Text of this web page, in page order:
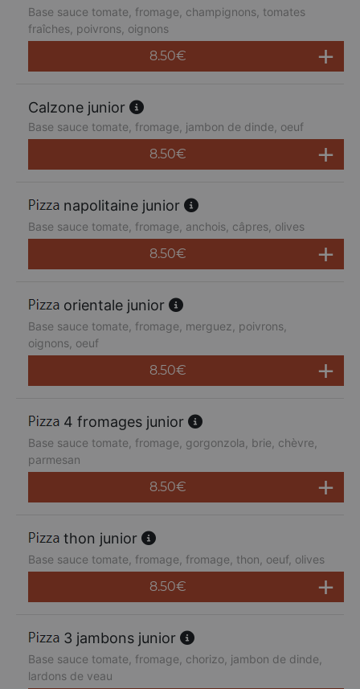
Base sauce tomate, fromage, champignons, tomates
fraîches, poivrons, oignons
8.50€
Calzone junior
Base sauce tomate, fromage, jambon de dinde, oeuf
8.50€
napolitaine junior
Base sauce tomate, fromage, anchois, câpres, olives
8.50€
orientale junior
Base sauce tomate, fromage, merguez, poivrons,
oignons, oeuf
8.50€
4 fromages junior
Base sauce tomate, fromage, gorgonzola, brie, chèvre,
parmesan
8.50€
thon junior
Base sauce tomate, fromage, fromage, thon, oeuf, olives
8.50€
3 jambons junior
Base sauce tomate, fromage, chorizo, jambon de dinde,
lardons de veau